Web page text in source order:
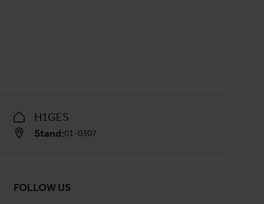
H1GES
Stand:01-0307
FOLLOW US